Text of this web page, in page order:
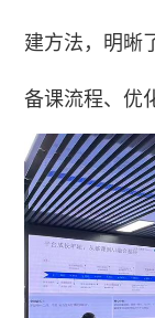
建方法，明晰
备课流程、优